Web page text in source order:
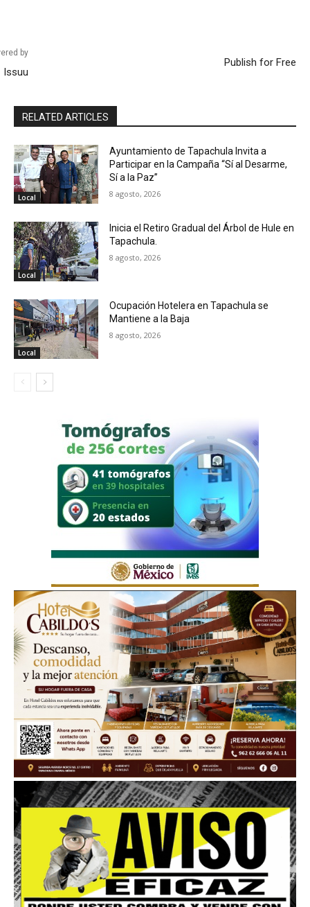
by
Issuu
Publish for Free
RELATED ARTICLES
Local
Ayuntamiento de Tapachula Invita a
Participar en la Campaña “Sí al Desarme,
Sí a la Paz”
8 agosto, 2026
Local
Inicia el Retiro Gradual del Árbol de Hule en
Tapachula.
8 agosto, 2026
Local
Ocupación Hotelera en Tapachula se
Mantiene a la Baja
8 agosto, 2026